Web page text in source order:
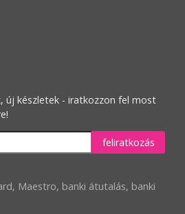
új készletek - iratkozzon fel most
feliratkozás
Maestro, banki átutalás, banki